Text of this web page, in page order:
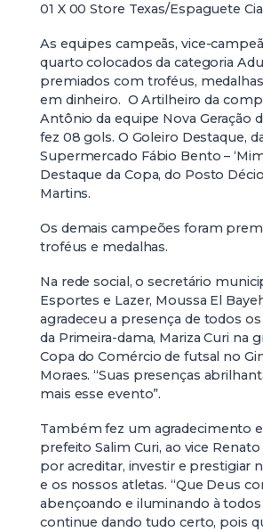
01 X 00 Store Texas/Espaguete
As equipes campeãs, vice-
quarto colocados da categoria
premiados com troféus,
em dinheiro. O Artilheiro da
Antônio da equipe Nova Geração
fez 08 gols. O Goleiro Destaque,
Supermercado Fábio Bento –
Destaque da Copa, do Posto
Martins.
Os demais campeões foram
troféus e medalhas.
Na rede social, o secretário
Esportes e Lazer, Moussa El
agradeceu a presença de todos
da Primeira-dama, Mariza Curi na
Copa do Comércio de futsal no
Moraes. “Suas presenças
mais esse evento”.
Também fez um agradecimento
prefeito Salim Curi, ao vice
por acreditar, investir e prestigiar
e os nossos atletas. “Que Deus
abençoando e iluminando à
continue dando tudo certo, pois